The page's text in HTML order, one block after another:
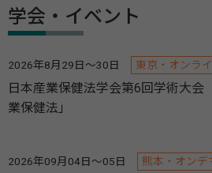
学会・イベント
2026年8月29日～30日 東京・オンラ
日本産業保健法学会第6回学術大会
業保健法」
2026年09月04日～05日 熊本・オンデ